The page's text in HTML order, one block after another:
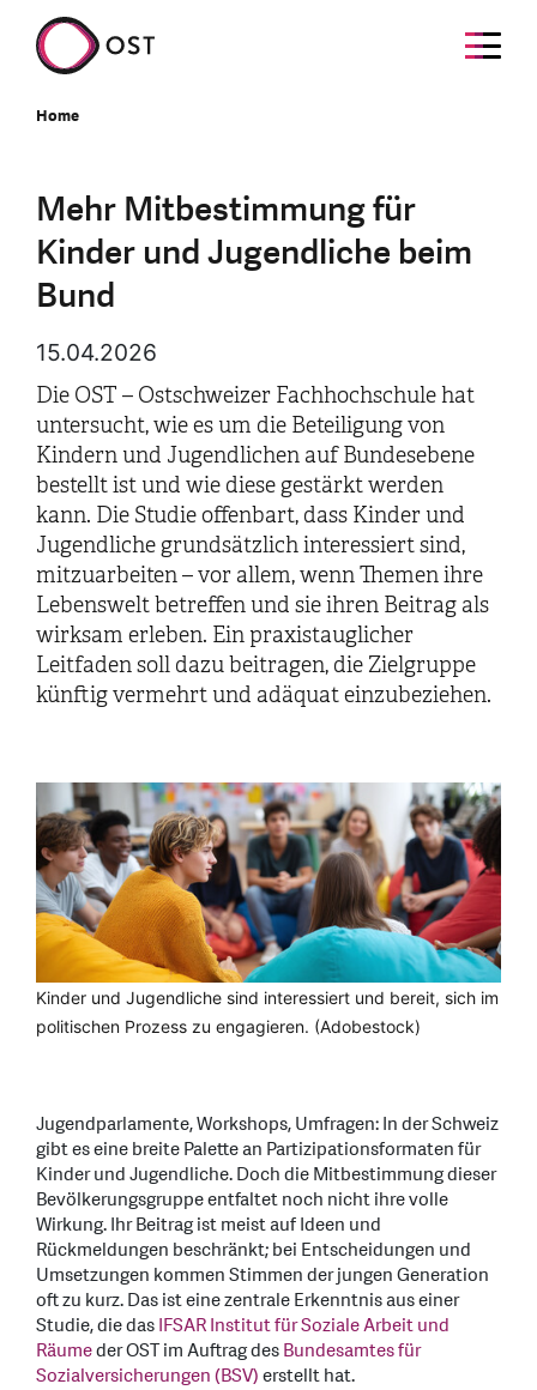
Home
Mehr Mitbestimmung für
Kinder und Jugendliche beim
Bund
15.04.2026
Die OST – Ostschweizer Fachhochschule hat
untersucht, wie es um die Beteiligung von
Kindern und Jugendlichen auf Bundesebene
bestellt ist und wie diese gestärkt werden
kann. Die Studie offenbart, dass Kinder und
Jugendliche grundsätzlich interessiert sind,
mitzuarbeiten – vor allem, wenn Themen ihre
Lebenswelt betreffen und sie ihren Beitrag als
wirksam erleben. Ein praxistauglicher
Leitfaden soll dazu beitragen, die Zielgruppe
künftig vermehrt und adäquat einzubeziehen.
Kinder und Jugendliche sind interessiert und bereit, sich im
politischen Prozess zu engagieren. (Adobestock)
Jugendparlamente, Workshops, Umfragen: In der Schweiz
gibt es eine breite Palette an Partizipationsformaten für
Kinder und Jugendliche. Doch die Mitbestimmung dieser
Bevölkerungsgruppe entfaltet noch nicht ihre volle
Wirkung. Ihr Beitrag ist meist auf Ideen und
Rückmeldungen beschränkt; bei Entscheidungen und
Umsetzungen kommen Stimmen der jungen Generation
oft zu kurz. Das ist eine zentrale Erkenntnis aus einer
Studie, die dasIFSAR Institut für Soziale Arbeit und
Räumeder OST im Auftrag desBundesamtes für
Sozialversicherungen (BSV)erstellt hat.